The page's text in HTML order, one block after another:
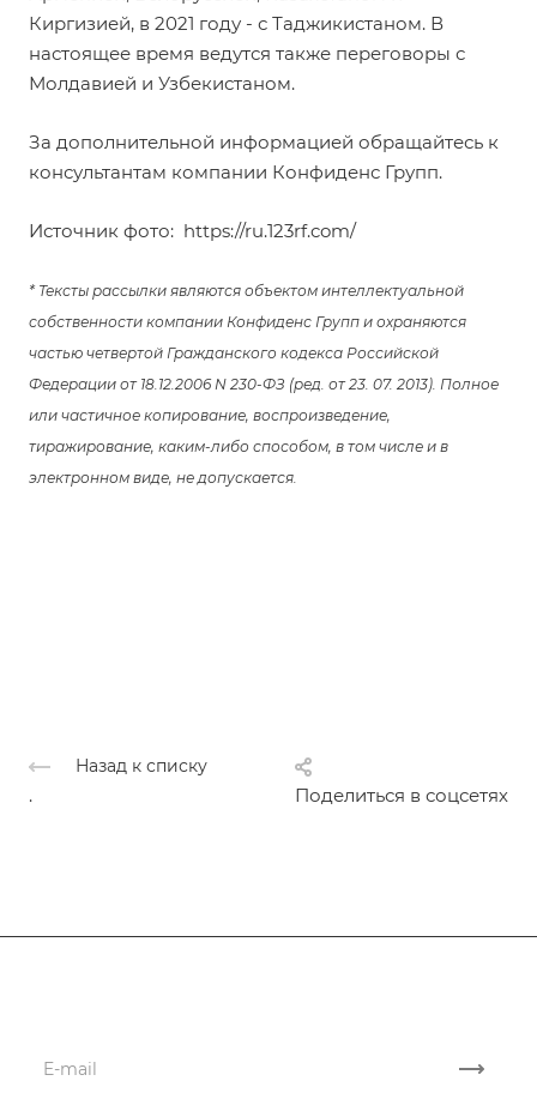
Киргизией, в 2021 году - с Таджикистаном. В
настоящее время ведутся также переговоры с
Молдавией и Узбекистаном.
За дополнительной информацией обращайтесь к
консультантам компании Конфиденс Групп.
Источник фото: https://ru.123rf.com/
* Тексты рассылки являются объектом интеллектуальной
собственности компании Конфиденс Групп и охраняются
частью четвертой Гражданского кодекса Российской
Федерации от 18.12.2006 N 230-ФЗ (ред. от 23. 07. 2013). Полное
или частичное копирование, воспроизведение,
тиражирование, каким-либо способом, в том числе и в
электронном виде, не допускается.
Назад к списку
Поделиться в соцсетях
.